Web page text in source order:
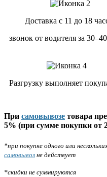
Доставка с 11 до 18
звонок от водителя за
Разгрузку выполняет
При самовывозе товара
5% (при сумме покупки от
*при покупке одного или
самовывоз не действует
*скидки не суммируются